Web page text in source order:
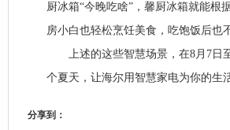
厨冰箱“今晚吃啥”，馨厨冰箱就能根
房小白也轻松烹饪美食，吃饱饭后也
上述的这些智慧场景，在8月7日至
个夏天，让海尔用智慧家电为你的生
分享到：